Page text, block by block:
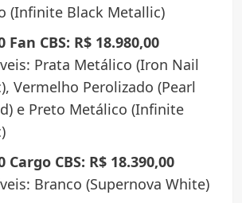
(Infinite Black Metallic)
Fan CBS: R$ 18.980,00
Prata Metálico (Iron Nail
Vermelho Perolizado (Pearl
e Preto Metálico (Infinite
Cargo CBS: R$ 18.390,00
Branco (Supernova White)